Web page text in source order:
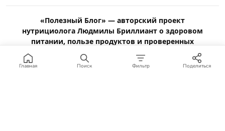
«Полезный Блог» — авторский проект
нутрициолога Людмилы Бриллиант о здоровом
питании, пользе продуктов и проверенных
Материалы сайта носят ознакомительный характер и не
Главная Поиск Фильтр Поделиться